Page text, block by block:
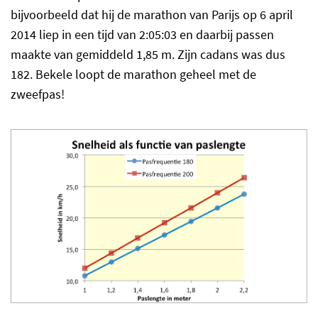
bijvoorbeeld dat hij de marathon van Parijs op 6 april
2014 liep in een tijd van 2:05:03 en daarbij passen
maakte van gemiddeld 1,85 m. Zijn cadans was dus
182. Bekele loopt de marathon geheel met de
zweefpas!